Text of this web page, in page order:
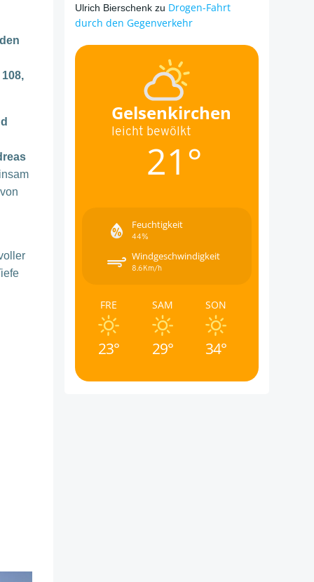
Ulrich Bierschenk zu Drogen-Fahrt
durch den Gegenverkehr
Gelsenkirchen
leicht bewölkt
21°
Feuchtigkeit
44%
Windgeschwindigkeit
8.6Km/h
FRE
23°
SAM
29°
SON
34°